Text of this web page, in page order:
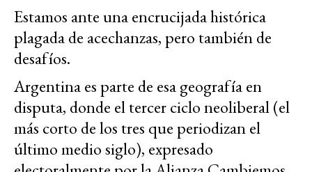
Estamos ante una encrucijada histórica
plagada de acechanzas, pero también de
desafíos.
Argentina es parte de esa geografía en
disputa, donde el tercer ciclo neoliberal (el
más corto de los tres que periodizan el
último medio siglo), expresado